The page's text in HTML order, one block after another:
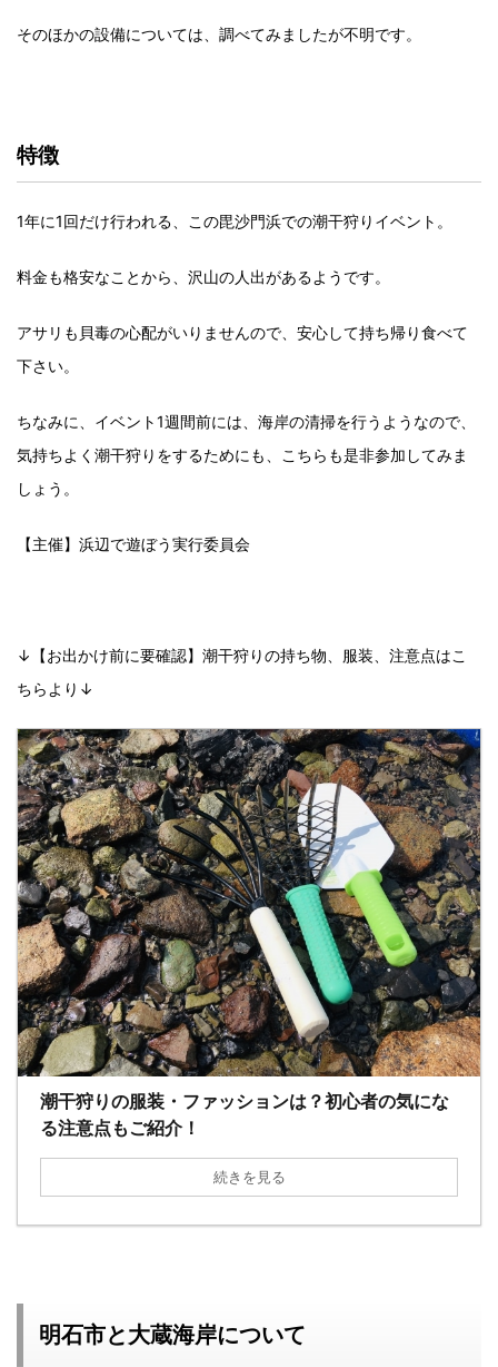
そのほかの設備については、調べてみましたが不明です。
特徴
1年に1回だけ行われる、この毘沙門浜での潮干狩りイベント。
料金も格安なことから、沢山の人出があるようです。
アサリも貝毒の心配がいりませんので、安心して持ち帰り食べて
下さい。
ちなみに、イベント1週間前には、海岸の清掃を行うようなので、
気持ちよく潮干狩りをするためにも、こちらも是非参加してみま
しょう。
【主催】浜辺で遊ぼう実行委員会
↓【お出かけ前に要確認】潮干狩りの持ち物、服装、注意点はこ
ちらより↓
潮干狩りの服装・ファッションは？初心者の気にな
る注意点もご紹介！
続きを見る
明石市と大蔵海岸について